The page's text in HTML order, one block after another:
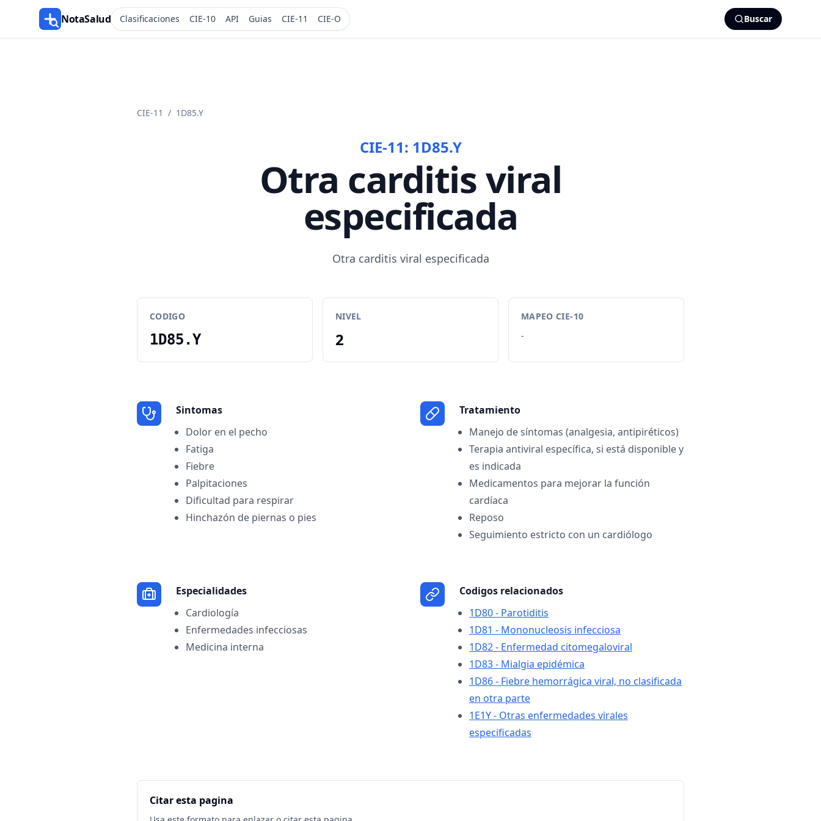
NotaSalud Clasificaciones CIE-10 API Guias CIE-11 CIE-O Buscar
CIE-11 / 1D85.Y
CIE-11: 1D85.Y
Otra carditis viral
especificada
Otra carditis viral especificada
CODIGO
1D85.Y
NIVEL
2
MAPEO CIE-10
-
Sintomas
Dolor en el pecho
Fatiga
Fiebre
Palpitaciones
Dificultad para respirar
Hinchazón de piernas o pies
Tratamiento
Manejo de síntomas (analgesia, antipiréticos)
Terapia antiviral específica, si está disponible y
es indicada
Medicamentos para mejorar la función
cardíaca
Reposo
Seguimiento estricto con un cardiólogo
Especialidades
Cardiología
Enfermedades infecciosas
Medicina interna
Codigos relacionados
1D80 - Parotiditis
1D81 - Mononucleosis infecciosa
1D82 - Enfermedad citomegaloviral
1D83 - Mialgia epidémica
1D86 - Fiebre hemorrágica viral, no clasificada
en otra parte
1E1Y - Otras enfermedades virales
especificadas
Citar esta pagina